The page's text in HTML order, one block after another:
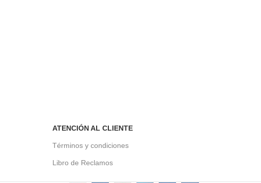
ATENCIÓN AL CLIENTE
Términos y condiciones
Libro de Reclamos